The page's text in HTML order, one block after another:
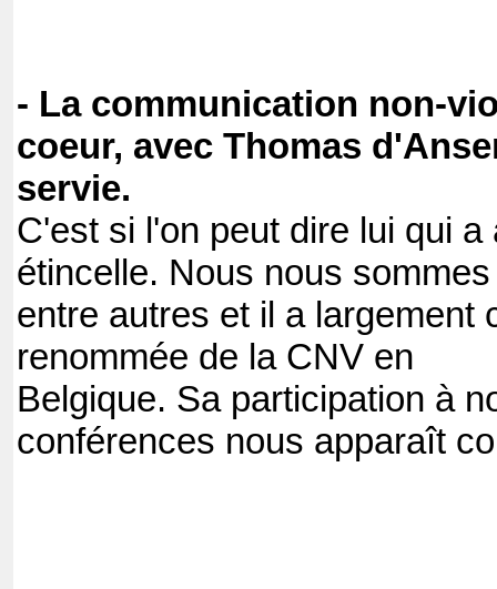
- La communication non-
coeur, avec Thomas
servie.
C'est si l'on peut dire lui qui a
étincelle. Nous nous
entre autres et il a largement
renommée de la CNV en
Belgique. Sa participation à
conférences nous apparaît